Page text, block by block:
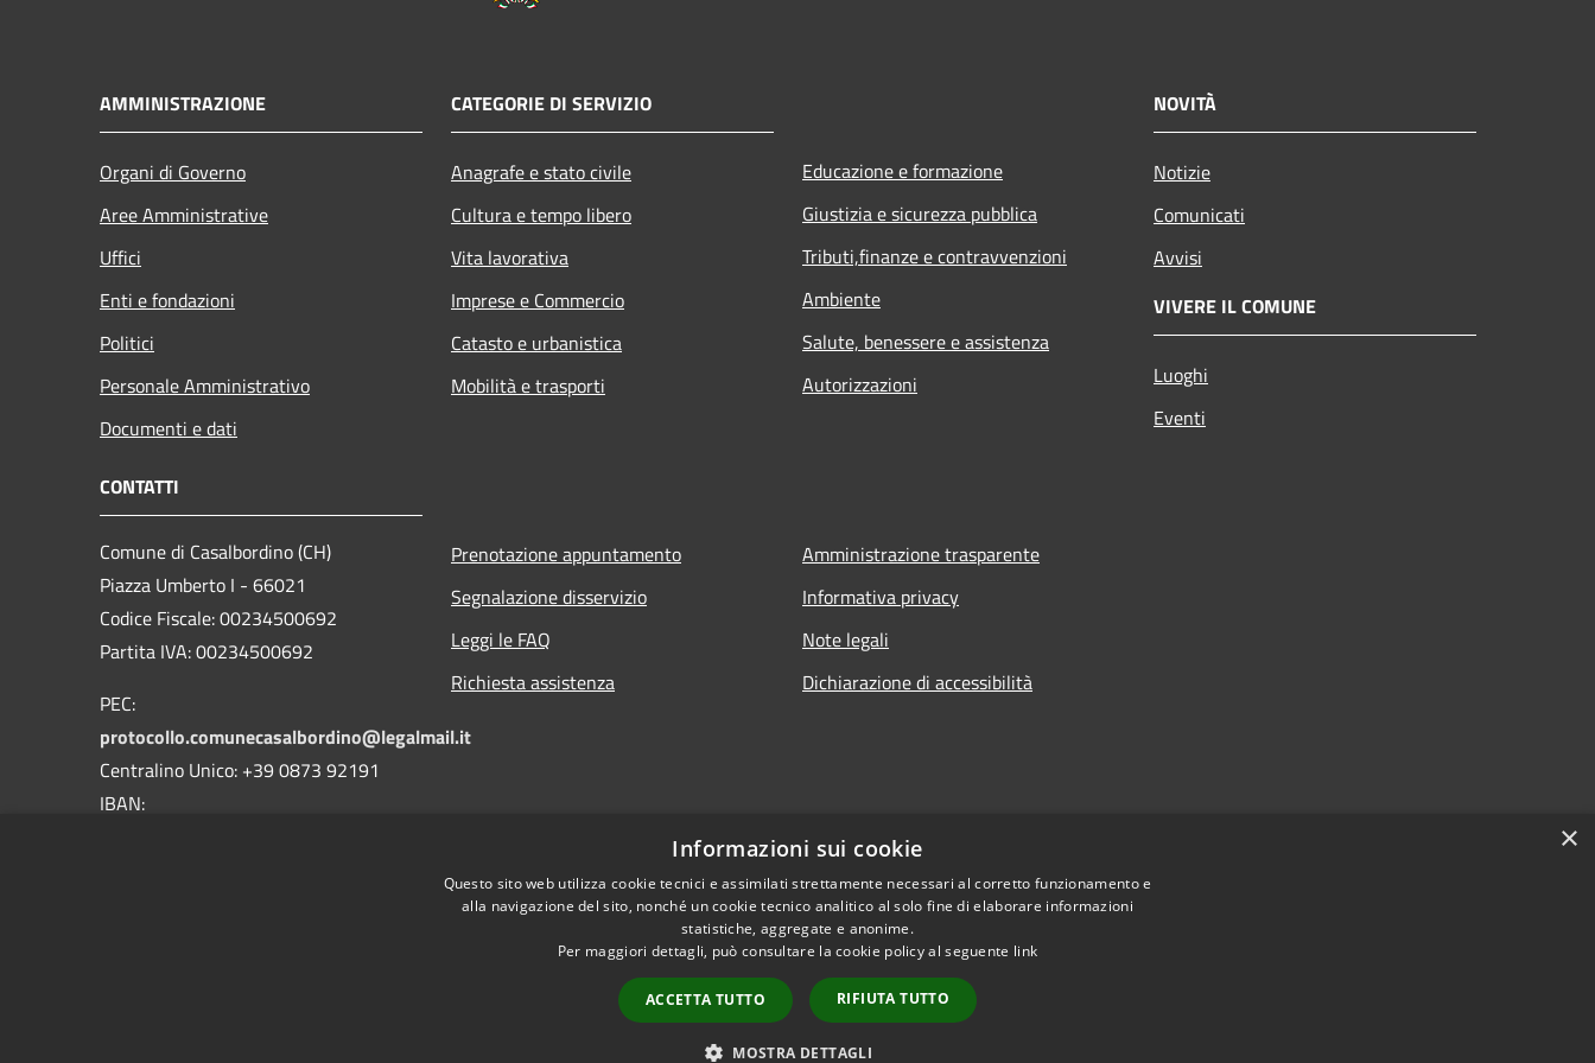
AMMINISTRAZIONE
Organi di Governo
Aree Amministrative
Uffici
Enti e fondazioni
Politici
Personale Amministrativo
Documenti e dati
CATEGORIE DI SERVIZIO
Anagrafe e stato civile
Cultura e tempo libero
Vita lavorativa
Imprese e Commercio
Catasto e urbanistica
Mobilità e trasporti
Educazione e formazione
Giustizia e sicurezza pubblica
Tributi,finanze e contravvenzioni
Ambiente
Salute, benessere e assistenza
Autorizzazioni
NOVITÀ
Notizie
Comunicati
Avvisi
VIVERE IL COMUNE
Luoghi
Eventi
CONTATTI
Comune di Casalbordino (CH)
Piazza Umberto I - 66021
Codice Fiscale: 00234500692
Partita IVA: 00234500692
PEC:
protocollo.comunecasalbordino@legalmail.it
Centralino Unico: +39 0873 92191
IBAN:
Prenotazione appuntamento
Segnalazione disservizio
Leggi le FAQ
Richiesta assistenza
Amministrazione trasparente
Informativa privacy
Note legali
Dichiarazione di accessibilità
Copyright © 2026 • Comune di Casalbordino • Powered by
×
Informazioni sui cookie
Questo sito web utilizza cookie tecnici e assimilati strettamente necessari al corretto funzionamento e
alla navigazione del sito, nonché un cookie tecnico analitico al solo fine di elaborare informazioni
statistiche, aggregate e anonime.
Per maggiori dettagli, può consultare la cookie policy al seguente link
ACCETTA TUTTO RIFIUTA TUTTO
MOSTRA DETTAGLI